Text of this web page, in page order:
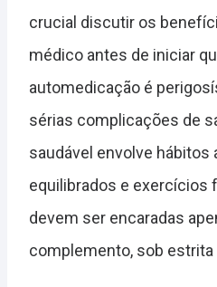
crucial discutir os
médico antes de iniciar
automedicação é
sérias complicações de
saudável envolve hábitos
equilibrados e exercícios
devem ser encaradas
complemento, sob